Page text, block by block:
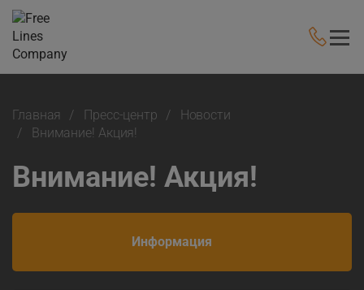
Главная Пресс-центр
Новости
Внимание! Акция!
Внимание! Акция!
Информация